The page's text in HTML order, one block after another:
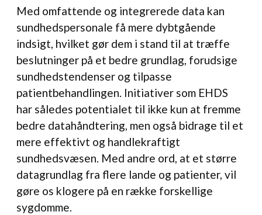
Med omfattende og integrerede data kan
sundhedspersonale få mere dybtgående
indsigt, hvilket gør dem i stand til at træffe
beslutninger på et bedre grundlag, forudsige
sundhedstendenser og tilpasse
patientbehandlingen. Initiativer som EHDS
har således potentialet til ikke kun at fremme
bedre datahåndtering, men også bidrage til et
mere effektivt og handlekraftigt
sundhedsvæsen. Med andre ord, at et større
datagrundlag fra flere lande og patienter, vil
gøre os klogere på en række forskellige
sygdomme.